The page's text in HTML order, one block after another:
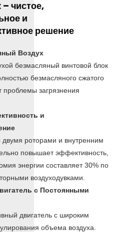
чистое,
и
решение
Воздух
безмасляный винтовой блок
безмасляного сжатого
проблемы загрязнения
и
двумя роторами и внутренним
повышает эффективность,
энергии составляет 30% по
воздуходувками.
с Постоянными
двигатель с широким
объема воздуха.